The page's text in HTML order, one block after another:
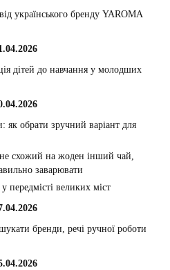
українського бренду YAROMA
дітей до навчання у молодших
як обрати зручний варіант для
схожий на жоден інший чай,
заварювати
передмісті великих міст
бренди, речі ручної роботи